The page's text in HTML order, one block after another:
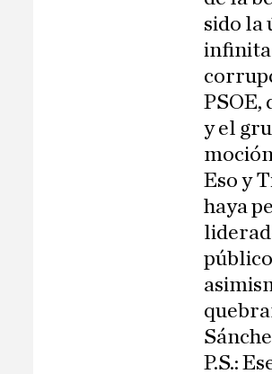
sido la
infinita
PSOE,
y el
Eso y
haya
P.S.: